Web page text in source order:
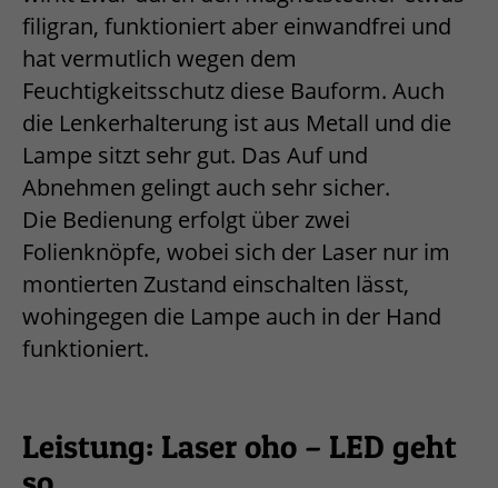
filigran, funktioniert aber einwandfrei und
hat vermutlich wegen dem
Feuchtigkeitsschutz diese Bauform. Auch
die Lenkerhalterung ist aus Metall und die
Lampe sitzt sehr gut. Das Auf und
Abnehmen gelingt auch sehr sicher.
Die Bedienung erfolgt über zwei
Folienknöpfe, wobei sich der Laser nur im
montierten Zustand einschalten lässt,
wohingegen die Lampe auch in der Hand
funktioniert.
Leistung: Laser oho – LED geht